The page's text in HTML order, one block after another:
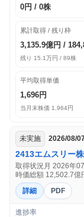
0円 / 0株
累計取得 / 残り枠
3,135.9億円 /
残り 15.1万円 / 89株
平均取得単価
1,696円
当月末株価 1,964円
未実施 2026/08/
2413エムスリー
取得状況月 2026年
時価総額 12,502.7億
詳細
PDF
進捗率